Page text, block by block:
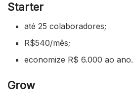
Starter
até 25 colaboradores;
R$540/mês;
economize R$ 6.000 ao ano.
Grow